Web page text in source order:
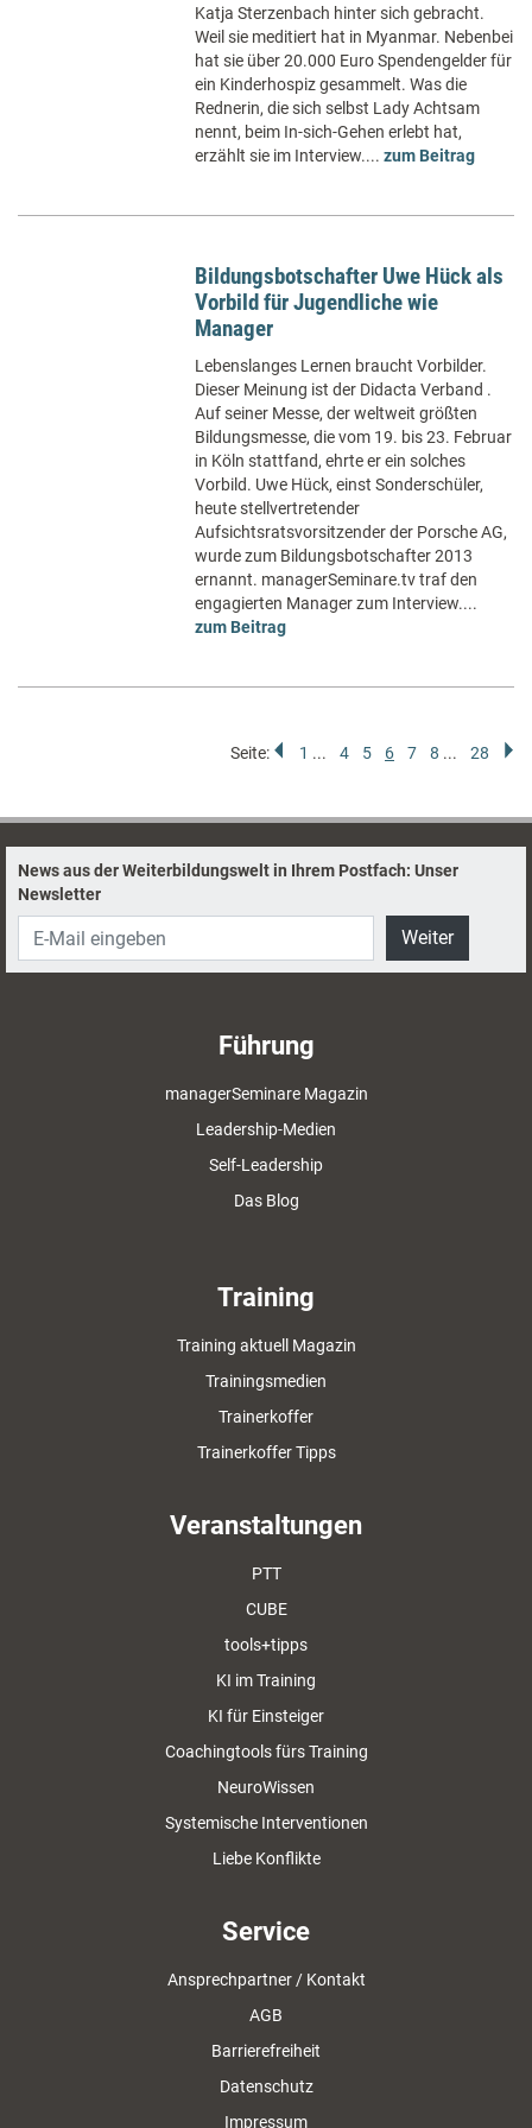
Katja Sterzenbach hinter sich gebracht.
Weil sie meditiert hat in Myanmar. Nebenbei
hat sie über 20.000 Euro Spendengelder für
ein Kinderhospiz gesammelt. Was die
Rednerin, die sich selbst Lady Achtsam
nennt, beim In-sich-Gehen erlebt hat,
erzählt sie im Interview....zum Beitrag
Bildungsbotschafter Uwe Hück als
Vorbild für Jugendliche wie
Manager
Lebenslanges Lernen braucht Vorbilder.
Dieser Meinung ist der Didacta Verband .
Auf seiner Messe, der weltweit größten
Bildungsmesse, die vom 19. bis 23. Februar
in Köln stattfand, ehrte er ein solches
Vorbild. Uwe Hück, einst Sonderschüler,
heute stellvertretender
Aufsichtsratsvorsitzender der Porsche AG,
wurde zum Bildungsbotschafter 2013
ernannt. managerSeminare.tv traf den
engagierten Manager zum Interview....
zum Beitrag
Seite: 1 ... 4 5 6 7 8 ... 28
News aus der Weiterbildungswelt in Ihrem Postfach: Unser
Newsletter
Weiter
Führung
managerSeminare Magazin
Leadership-Medien
Self-Leadership
Das Blog
Training
Training aktuell Magazin
Trainingsmedien
Trainerkoffer
Trainerkoffer Tipps
Veranstaltungen
PTT
CUBE
tools+tipps
KI im Training
KI für Einsteiger
Coachingtools fürs Training
NeuroWissen
Systemische Interventionen
Liebe Konflikte
Service
Ansprechpartner / Kontakt
AGB
Barrierefreiheit
Datenschutz
Impressum